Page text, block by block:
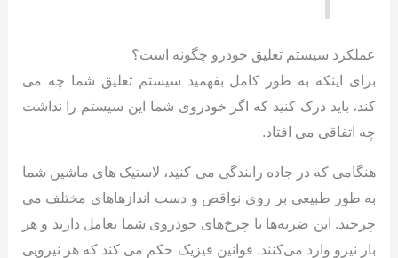
عملکرد سیستم تعلیق خودرو چگونه است؟
برای اینکه به طور کامل بفهمید سیستم تعلیق شما چه می
کند، باید درک کنید که اگر خودروی شما این سیستم را نداشت
چه اتفاقی می افتاد.
هنگامی که در جاده رانندگی می کنید، لاستیک های ماشین شما
به طور طبیعی بر روی نواقص و دست اندازهاهای مختلف می
چرخند. این ضربه‌ها با چرخ‌های خودروی شما تعامل دارند و هر
بار نیرو وارد می‌کنند. قوانین فیزیک حکم می کند که هر نیرویی